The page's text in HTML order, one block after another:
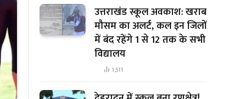
उत्तराखंड स्कूल अवकाश: खराब
मौसम का अलर्ट, कल इन जिलों
में बंद रहेंगे 1 से 12 तक के सभी
विद्यालय
1,511